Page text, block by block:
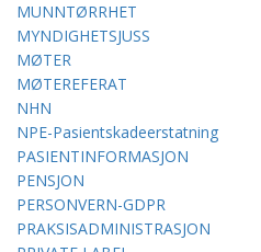
MUNNTØRRHET
MYNDIGHETSJUSS
MØTER
MØTEREFERAT
NHN
NPE-Pasientskadeerstatning
PASIENTINFORMASJON
PENSJON
PERSONVERN-GDPR
PRAKSISADMINISTRASJON